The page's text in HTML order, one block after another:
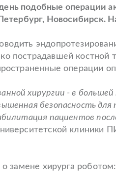
подобные операции
Новосибирск.
пострадавшей костной
операции
хирургии - в
безопасность
пациентов
клиники
замене хирурга